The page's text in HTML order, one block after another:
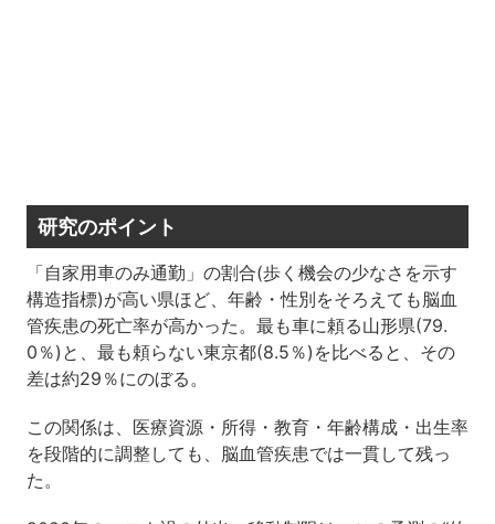
研究のポイント
「自家用車のみ通勤」の割合(歩く機会の少なさを示す
構造指標)が高い県ほど、年齢・性別をそろえても脳血
管疾患の死亡率が高かった。最も車に頼る山形県(79.
0％)と、最も頼らない東京都(8.5％)を比べると、その
差は約29％にのぼる。
この関係は、医療資源・所得・教育・年齢構成・出生率
を段階的に調整しても、脳血管疾患では一貫して残っ
た。